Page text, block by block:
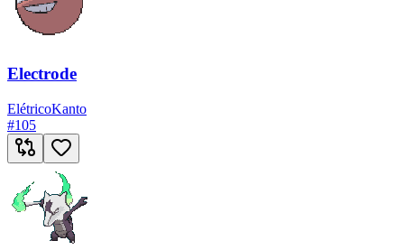
Electrode
ElétricoKanto
#105